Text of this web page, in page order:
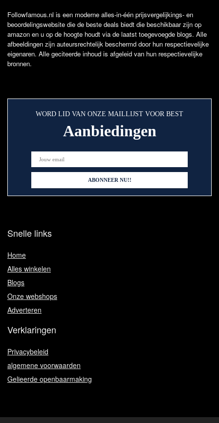
Followfamous.nl is een moderne alles-in-één prijsvergelijkings- en
beoordelingswebsite die de beste deals biedt die beschikbaar zijn op
amazon en u op de hoogte houdt via de laatst toegevoegde blogs. Alle
afbeeldingen zijn auteursrechtelijk beschermd door hun respectievelijke
eigenaren. Alle geciteerde inhoud is afgeleid van hun respectievelijke
bronnen.
WORD LID VAN ONZE MAILLIJST VOOR BEST
Aanbiedingen
Snelle links
Home
Alles winkelen
Blogs
Onze webshops
Adverteren
Verklaringen
Privacybeleid
algemene voorwaarden
Gelieerde openbaarmaking